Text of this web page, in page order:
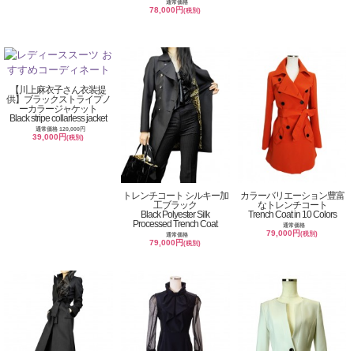
通常価格
78,000円(税別)
【川上麻衣子さん衣装提
供】ブラックストライプノ
ーカラージャケット
Black stripe collarless jacket
通常価格 120,000円
39,000円(税別)
トレンチコート シルキー加
工ブラック
Black Polyester Silk
Processed Trench Coat
通常価格
79,000円(税別)
カラーバリエーション豊富
なトレンチコート
Trench Coat in 10 Colors
通常価格
79,000円(税別)